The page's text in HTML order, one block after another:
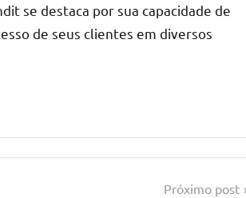
se destaca por sua capacidade de
de seus clientes em diversos
Próximo post